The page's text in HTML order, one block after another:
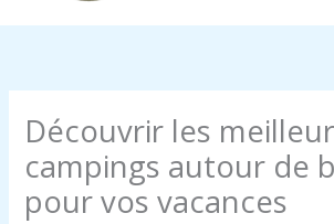
Découvrir les
campings autour de
pour vos vacances